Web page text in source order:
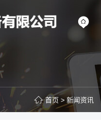
首页 > 新闻资讯